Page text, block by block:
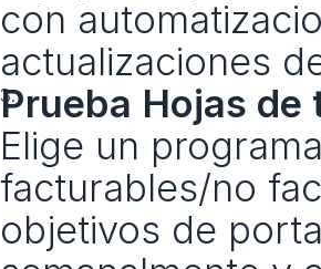
con
actualizaciones
Prueba Hojas
Elige un
facturables/no
objetivos de